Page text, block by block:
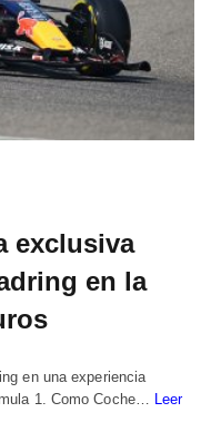
exclusiva
en la
en una experiencia
1. Como Coche… Leer